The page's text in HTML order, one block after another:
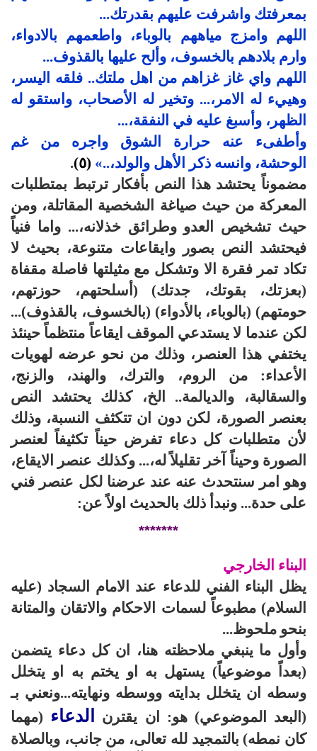
بمعرفتك واشرفت عليهم بقدرتك...
اللهم وامزج مياههم بالوباء، واطعمهم بالادواء،
وارم بلادهم بالخسوف، وألح عليها بالقذوف...
اللهم واي غاز غزاهم من اهل ملتك.. فلقه اليسر،
وهييء له الامر،... وتخير له الأصحاب، واستقو له
الظهر، وأسبغ عليه في النفقة،...
وأطفىء عنه حرارة الشوق واجره من غم
الوحشة، وانسه ذكر الأهل والولد،..» (٥)
.
مضموناً يحتشد هذا النص بأفكار ترتبط بمتطلبات
المعركة من حيث صياغة الشخصية المقاتلة، ومن
حيث تشخيص العدو وطرائق خذلانه،... واما فنياً
فيحتشد النص بصور وايقاعات متنوعة، بحيث لا
تكاد تمر فقرة الا وتشكل مع مثيلتها فاصلة مقفاة
(بعزتك، بقوتك، جدتك) (أسلحتهم، حوزتهم،
حومتهم) (بالوباء، بالأدواء) (بالخسوف، بالقذوف)...
لكن عندما لا يستدعي الموقف ايقاعاً‌ منتظماً حينئذ
يختفي هذا العنصر، وذلك من نحو عرضه لهويات
الأعداء: من الروم، والترك، والهند، والزنج،
والسقالبة، والديالمة.. الخ، كذلك يحتشد النص
بعنصر الصورة، لكن دون ان تتكثف النسبة، وذلك
لأن متطلبات كل دعاء تفرض حيناً تكثيفاً لعنصر
الصورة وحيناً آخر تقليلاً له،... وكذلك عنصر الايقاع،
وهو امر سنتحدث عنه عند عرضنا لكل عنصر فني
على حدة... ونبدأ ذلك بالحديث اولاً عن:
*******
البناء الخارجي
يظل البناء الفني للدعاء عند الامام السجاد (عليه
السلام) مطبوعاً لسمات الاحكام والاتقان والمتانة
بنحو ملحوظ...
وأول ما ينبغي ملاحظته هنا، ان كل دعاء يتضمن
(بعداً موضوعياً) يستهل به او يختم به او يتخلل
وسطه ان يتخلل بدايته ووسطه ونهايته...ونعني بـ
(البعد الموضوعي) هو: ان يقترن
الدعاء (مهما
كان نمطه) بالتمجيد لله تعالى، من جانب، وبالصلاة